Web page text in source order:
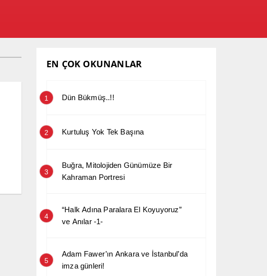
EN ÇOK OKUNANLAR
1 Dün Bükmüş..!!
2 Kurtuluş Yok Tek Başına
3
Buğra, Mitolojiden Günümüze Bir
Kahraman Portresi
4
“Halk Adına Paralara El Koyuyoruz”
ve Anılar -1-
5
Adam Fawer’ın Ankara ve İstanbul’da
imza günleri!